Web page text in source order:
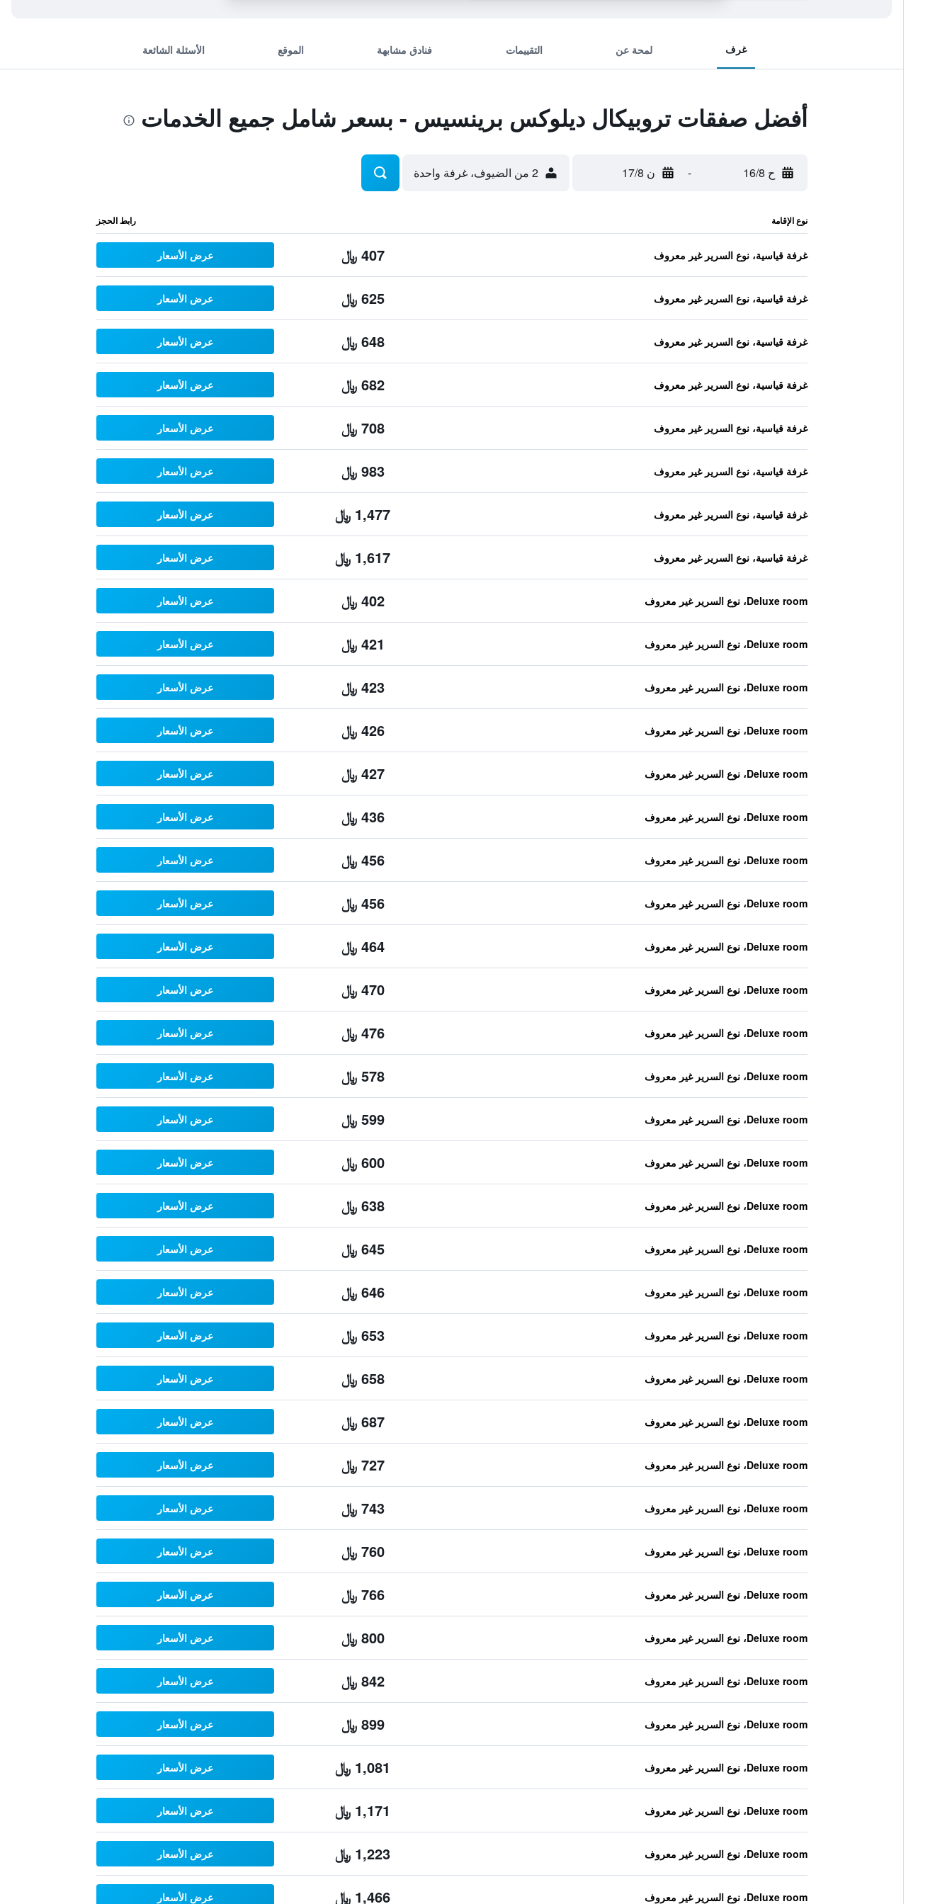
غرف لمحة عن التقييمات فنادق مشابهة الموقع الأسئلة الشائعة
أفضل صفقات تروبيكال ديلوكس برينسيس - بسعر شامل جميع الخدمات
ح 16/8 - ن 17/8 2 من الضيوف، غرفة واحدة
نوع الإقامة رابط الحجز
غرفة قياسية، نوع السرير غير معروف 407 ﷼ عرض الأسعار
غرفة قياسية، نوع السرير غير معروف 625 ﷼ عرض الأسعار
غرفة قياسية، نوع السرير غير معروف 648 ﷼ عرض الأسعار
غرفة قياسية، نوع السرير غير معروف 682 ﷼ عرض الأسعار
غرفة قياسية، نوع السرير غير معروف 708 ﷼ عرض الأسعار
غرفة قياسية، نوع السرير غير معروف 983 ﷼ عرض الأسعار
غرفة قياسية، نوع السرير غير معروف 1,477 ﷼ عرض الأسعار
غرفة قياسية، نوع السرير غير معروف 1,617 ﷼ عرض الأسعار
Deluxe room، نوع السرير غير معروف 402 ﷼ عرض الأسعار
Deluxe room، نوع السرير غير معروف 421 ﷼ عرض الأسعار
Deluxe room، نوع السرير غير معروف 423 ﷼ عرض الأسعار
Deluxe room، نوع السرير غير معروف 426 ﷼ عرض الأسعار
Deluxe room، نوع السرير غير معروف 427 ﷼ عرض الأسعار
Deluxe room، نوع السرير غير معروف 436 ﷼ عرض الأسعار
Deluxe room، نوع السرير غير معروف 456 ﷼ عرض الأسعار
Deluxe room، نوع السرير غير معروف 456 ﷼ عرض الأسعار
Deluxe room، نوع السرير غير معروف 464 ﷼ عرض الأسعار
Deluxe room، نوع السرير غير معروف 470 ﷼ عرض الأسعار
Deluxe room، نوع السرير غير معروف 476 ﷼ عرض الأسعار
Deluxe room، نوع السرير غير معروف 578 ﷼ عرض الأسعار
Deluxe room، نوع السرير غير معروف 599 ﷼ عرض الأسعار
Deluxe room، نوع السرير غير معروف 600 ﷼ عرض الأسعار
Deluxe room، نوع السرير غير معروف 638 ﷼ عرض الأسعار
Deluxe room، نوع السرير غير معروف 645 ﷼ عرض الأسعار
Deluxe room، نوع السرير غير معروف 646 ﷼ عرض الأسعار
Deluxe room، نوع السرير غير معروف 653 ﷼ عرض الأسعار
Deluxe room، نوع السرير غير معروف 658 ﷼ عرض الأسعار
Deluxe room، نوع السرير غير معروف 687 ﷼ عرض الأسعار
Deluxe room، نوع السرير غير معروف 727 ﷼ عرض الأسعار
Deluxe room، نوع السرير غير معروف 743 ﷼ عرض الأسعار
Deluxe room، نوع السرير غير معروف 760 ﷼ عرض الأسعار
Deluxe room، نوع السرير غير معروف 766 ﷼ عرض الأسعار
Deluxe room، نوع السرير غير معروف 800 ﷼ عرض الأسعار
Deluxe room، نوع السرير غير معروف 842 ﷼ عرض الأسعار
Deluxe room، نوع السرير غير معروف 899 ﷼ عرض الأسعار
Deluxe room، نوع السرير غير معروف 1,081 ﷼ عرض الأسعار
Deluxe room، نوع السرير غير معروف 1,171 ﷼ عرض الأسعار
Deluxe room، نوع السرير غير معروف 1,223 ﷼ عرض الأسعار
Deluxe room، نوع السرير غير معروف 1,466 ﷼ عرض الأسعار